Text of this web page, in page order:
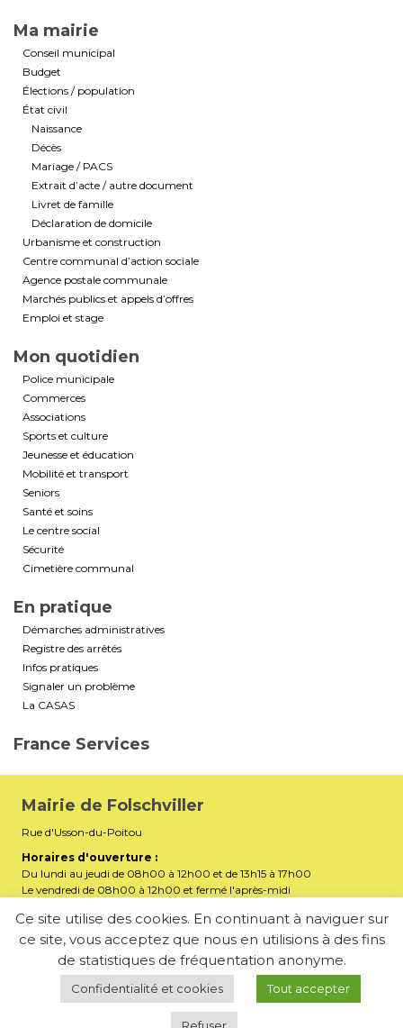
Ma mairie
Conseil municipal
Budget
Élections / population
État civil
Naissance
Décès
Mariage / PACS
Extrait d’acte / autre document
Livret de famille
Déclaration de domicile
Urbanisme et construction
Centre communal d’action sociale
Agence postale communale
Marchés publics et appels d’offres
Emploi et stage
Mon quotidien
Police municipale
Commerces
Associations
Sports et culture
Jeunesse et éducation
Mobilité et transport
Seniors
Santé et soins
Le centre social
Sécurité
Cimetière communal
En pratique
Démarches administratives
Registre des arrêtés
Infos pratiques
Signaler un problème
La CASAS
France Services
Mairie de Folschviller
Rue d'Usson-du-Poitou
Horaires d'ouverture :
Du lundi au jeudi de 08h00 à 12h00 et de 13h15 à 17h00
Le vendredi de 08h00 à 12h00 et fermé l'après-midi
Téléphone :03 87 29 32 90
E-mail : mairiefolschviller57730@gmail.com
Membre de la Communauté d’Agglomération Saint-Avold
Synergie
Ce site utilise des cookies. En continuant à naviguer sur
ce site, vous acceptez que nous en utilisions à des fins
de statistiques de fréquentation anonyme.
Confidentialité et cookies Tout accepter